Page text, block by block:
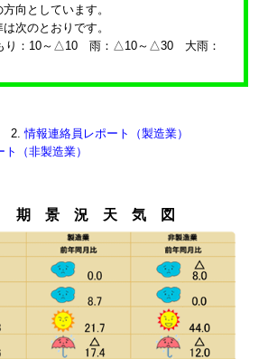
向としています。
は次のとおりです。
り：10～△10 雨：△10～△30 大雨：
情報連絡員レポート（製造業）
（非製造業）
期 景 況 天 気 図